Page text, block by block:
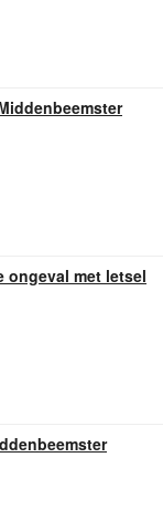
ongeval met letsel